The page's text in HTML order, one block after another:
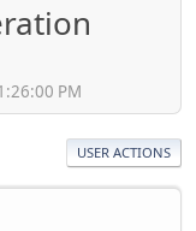
PM
USER ACTIONS